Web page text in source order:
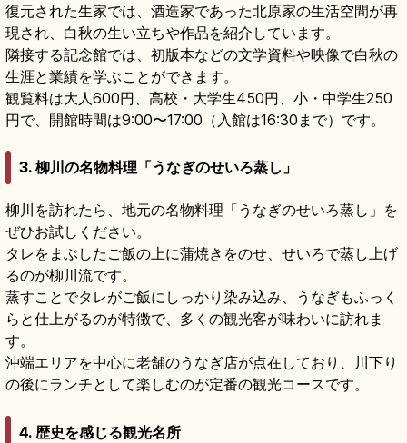
復元された生家では、酒造家であった北原家の生活空間が再
現され、白秋の生い立ちや作品を紹介しています。
隣接する記念館では、初版本などの文学資料や映像で白秋の
生涯と業績を学ぶことができます。
観覧料は大人600円、高校・大学生450円、小・中学生250
円で、開館時間は9:00〜17:00（入館は16:30まで）です。
3. 柳川の名物料理「うなぎのせいろ蒸し」
柳川を訪れたら、地元の名物料理「うなぎのせいろ蒸し」を
ぜひお試しください。
タレをまぶしたご飯の上に蒲焼きをのせ、せいろで蒸し上げ
るのが柳川流です。
蒸すことでタレがご飯にしっかり染み込み、うなぎもふっく
らと仕上がるのが特徴で、多くの観光客が味わいに訪れま
す。
沖端エリアを中心に老舗のうなぎ店が点在しており、川下り
の後にランチとして楽しむのが定番の観光コースです。
4. 歴史を感じる観光名所